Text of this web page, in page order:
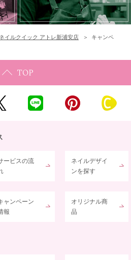
ネイルクイック アトレ新浦安店
キャンペ
ービスの流
ネイルデザイ
ンを探す
ャンペーン
報
オリジナル商
品